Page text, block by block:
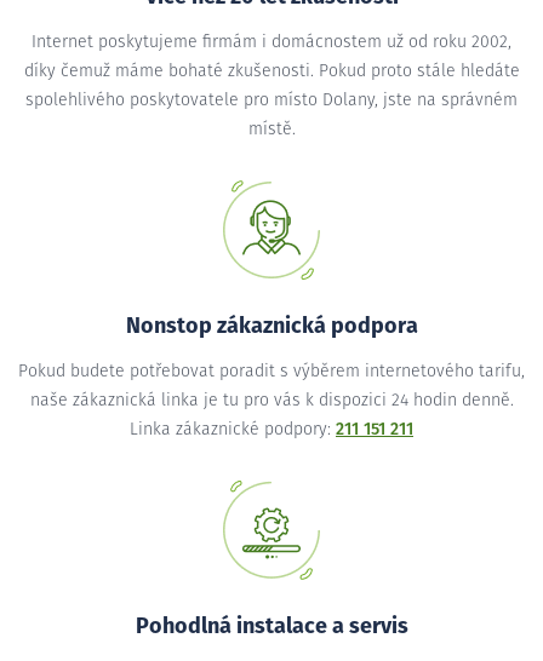
Internet poskytujeme firmám i domácnostem už od roku 2002,
díky čemuž máme bohaté zkušenosti. Pokud proto stále hledáte
spolehlivého poskytovatele pro místo Dolany, jste na správném
místě.
Nonstop zákaznická podpora
Pokud budete potřebovat poradit s výběrem internetového tarifu,
naše zákaznická linka je tu pro vás k dispozici 24 hodin denně.
Linka zákaznické podpory: 211 151 211
Pohodlná instalace a servis